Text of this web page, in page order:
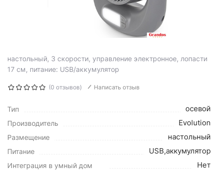
настольный, 3 скорости, управление электронное, лопасти
17 см, питание: USB/аккумулятор
(0 отзывов) Написать отзыв
Тип осевой
Производитель Evolution
Размещение настольный
Питание USB,аккумулятор
Интеграция в умный дом
Нет